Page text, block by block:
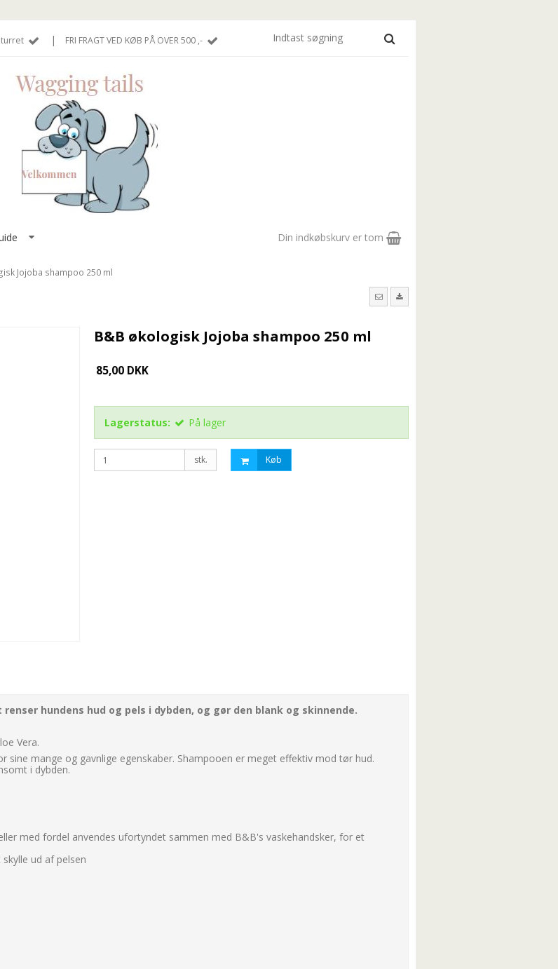
| FRI FRAGT VED KØB PÅ OVER 500 ,-
Din indkøbskurv er tom
Jojoba shampoo 250 ml
B&B økologisk Jojoba shampoo 250 ml
85,00 DKK
Lagerstatus: På lager
stk. Køb
hundens hud og pels i dybden, og gør den blank og skinnende.
Vera.
mange og gavnlige egenskaber. Shampooen er meget effektiv mod tør hud.
i dybden.
med fordel anvendes ufortyndet sammen med B&B's vaskehandsker, for et
ud af pelsen